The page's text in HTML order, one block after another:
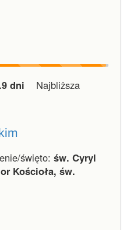
dni Najbliższa
święto: św. Cyryl
Kościoła, św.